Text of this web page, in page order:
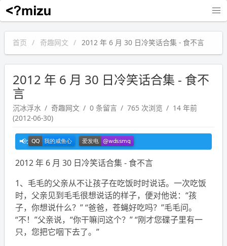
沉冰浮水
首页 奇趣网文 2012 年 6 月 30 日冷笑话合集 - 食不言
2012 年 6 月 30 日冷笑话合集 - 食不
言
沉冰浮水 奇趣网文 0 条留言 765 次浏览
14 年前
(2012-06-30)
2012 年 6 月 30 日冷笑话合集 - 食不言
1、毛毛的父亲从不让孩子在吃饭时时说话。一次吃饭
时，父亲见到毛毛很想说话的样子，便对他说：“孩
子，你想说什么？” “爸爸，苍蝇好吃吗？”毛毛问。
“不！”父亲说，“你干嘛问这个？” “刚才您碟子里有一
只，您把它咽下去了。”